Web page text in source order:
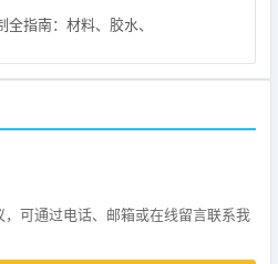
指南：材料、胶水、
可通过电话、邮箱或在线留言联系我